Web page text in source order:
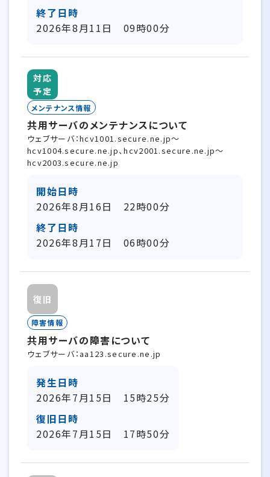
終了日時
2026年8月11日 09時00分
対応
予定
メンテナンス情報
共用サーバのメンテナンスについて
ウェブサーバ：hcv1001.secure.ne.jp～
hcv1004.secure.ne.jp、hcv2001.secure.ne.jp～
hcv2003.secure.ne.jp
開始日時
2026年8月16日 22時00分
終了日時
2026年8月17日 06時00分
復旧
障害情報
共用サーバの障害について
ウェブサーバ：aa123.secure.ne.jp
発生日時
2026年7月15日 15時25分
復旧日時
2026年7月15日 17時50分